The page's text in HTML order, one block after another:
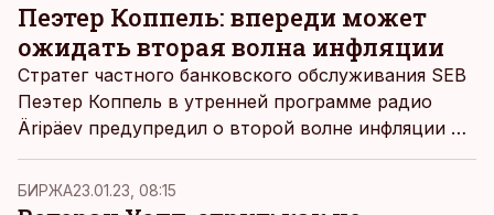
Пеэтер Коппель: впереди может
ожидать вторая волна инфляции
Стратег частного банковского обслуживания SEB
Пеэтер Коппель в утренней программе радио
Äripäev предупредил о второй волне инфляции и
выразил мнение, что хотя цены на
энергоносители, безусловно, являются важным
компонентом инфляции, их не следует
БИРЖА23.01.23, 08:15